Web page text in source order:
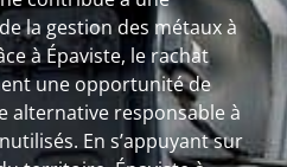
la gestion des métaux à
à Épaviste, le rachat
une opportunité de
alternative responsable à
En s’appuyant sur